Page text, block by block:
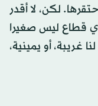
لكن، لا أقدر
قطاع ليس صغيرا
غريبة، أو يمينية،